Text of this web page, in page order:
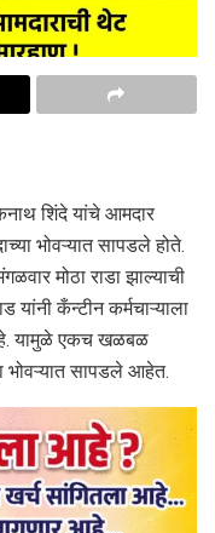
शिंदे यांचे आमदार
भोवऱ्यात सापडले होते.
मोठा राडा झाल्याची
कँन्टीन कर्मचाऱ्याला
यामुळे एकच खळबळ
भोवऱ्यात सापडले आहेत.